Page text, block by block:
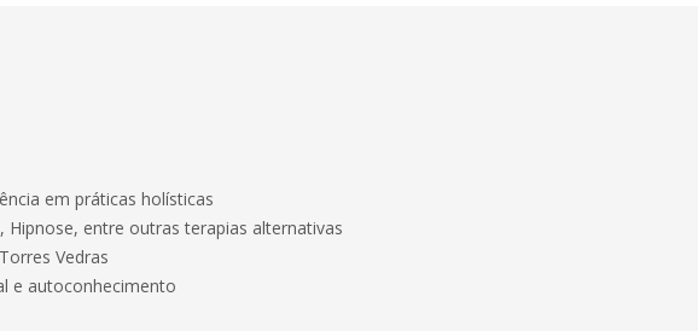
em práticas holísticas
Hipnose, entre outras terapias alternativas
Vedras
e autoconhecimento